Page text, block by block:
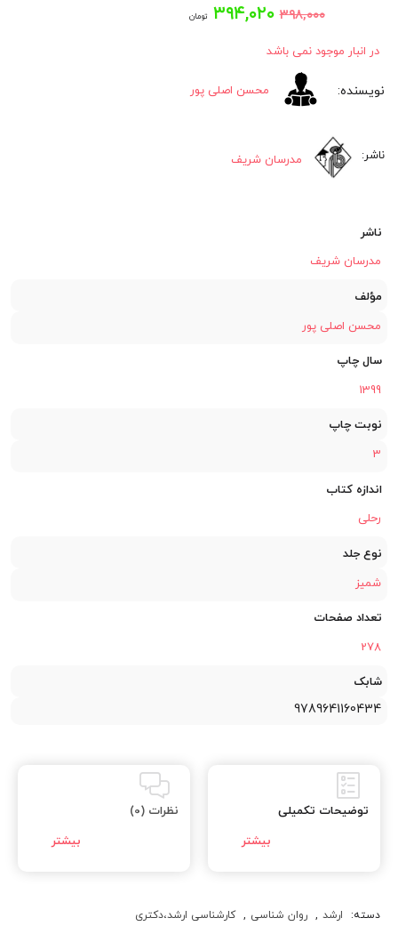
۳۹۸,۰۰۰ قیمت
اصلی:
۳۹۸,۰۰۰
بود.
۳۹۴,۰۲۰ تومانقیمت
در انبار موجود نمی باشد
محسن اصلی پور
مدرسان شریف
ناشر
مدرسان شریف
مؤلف
محسن اصلی پور
سال چاپ
1399
نوبت چاپ
3
اندازه کتاب
رحلی
نوع جلد
شمیز
تعداد صفحات
278
شابک
9789641160434
توضیحات تکمیلی نظرات (0)
دسته: ارشد , روان شناسی , کارشناسی ارشد،دکتری